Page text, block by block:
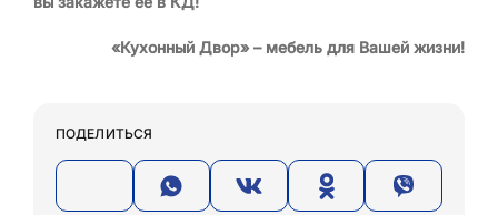
«Кухонный Двор» – мебель для Вашей жизни!
ПОДЕЛИТЬСЯ